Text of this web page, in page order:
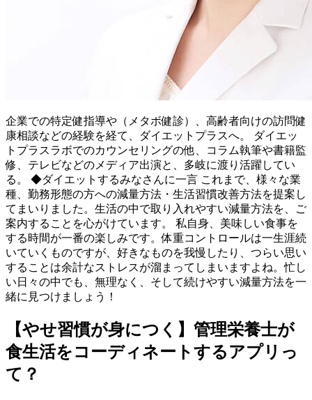
企業での特定健指導や（メタボ健診）、高齢者向けの訪問健
康相談などの経験を経て、ダイエットプラスへ。 ダイエッ
トプラスラボでのカウンセリングの他、コラム執筆や書籍監
修、テレビなどのメディア出演と、多岐に渡り活躍してい
る。 ◆ダイエットするみなさんに一言 これまで、様々な業
種、勤務形態の方への減量方法・生活習慣改善方法を提案し
てまいりました。生活の中で取り入れやすい減量方法を、ご
案内することを心がけています。 私自身、美味しい食事を
する時間が一番の楽しみです。体重コントロールは一生涯続
いていくものですが、好きなものを我慢したり、つらい思い
することは余計なストレスが溜まってしまいますよね。忙し
い日々の中でも、無理なく、そして続けやすい減量方法を一
緒に見つけましょう！
【やせ習慣が身につく】管理栄養士が
食生活をコーディネートするアプリっ
て？